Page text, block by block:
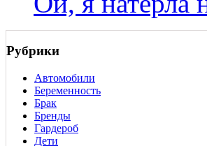
Рубрики
Автомобили
Беременность
Брак
Бренды
Гардероб
Дети